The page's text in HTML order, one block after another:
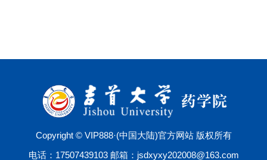
Copyright © VIP888·(中国大陆)官方网站 版权所有
电话：17507439103 邮箱：jsdxyxy202008@163.com